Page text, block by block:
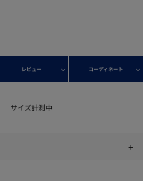
レビュー コーディネート
サイズ計測中